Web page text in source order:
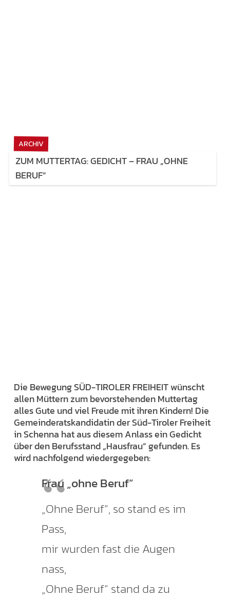
ARCHIV
ZUM MUTTERTAG: GEDICHT – FRAU „OHNE
BERUF“
Die Bewegung SÜD-TIROLER FREIHEIT wünscht
allen Müttern zum bevorstehenden Muttertag
alles Gute und viel Freude mit ihren Kindern! Die
Gemeinderatskandidatin der Süd-Tiroler Freiheit
in Schenna hat aus diesem Anlass ein Gedicht
über den Berufsstand „Hausfrau“ gefunden. Es
wird nachfolgend wiedergegeben:
Frau „ohne Beruf“
„Ohne Beruf“, so stand es im
Pass,
mir wurden fast die Augen
nass,
„Ohne Beruf“ stand da zu